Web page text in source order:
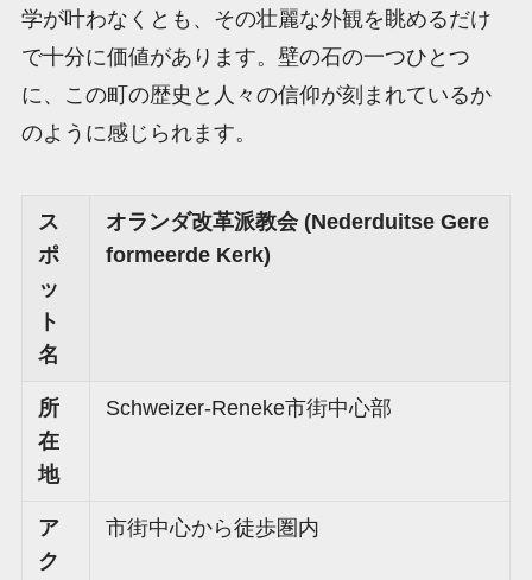
学が叶わなくとも、その壮麗な外観を眺めるだけ
で十分に価値があります。壁の石の一つひとつ
に、この町の歴史と人々の信仰が刻まれているか
のように感じられます。
ス
ポ
ッ
ト
名
オランダ改革派教会 (Nederduitse Gere
formeerde Kerk)
所
在
地
Schweizer-Reneke市街中心部
ア
ク
市街中心から徒歩圏内